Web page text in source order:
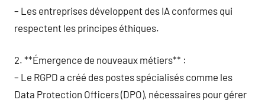
– Les entreprises développent des IA conformes qui
respectent les principes éthiques.
2. **Émergence de nouveaux métiers** :
– Le RGPD a créé des postes spécialisés comme les
Data Protection Officers (DPO), nécessaires pour gérer